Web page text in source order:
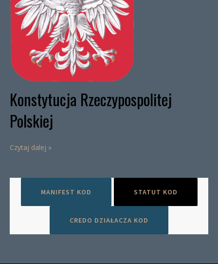
Konstytucja Rzeczypospolitej
Polskiej
Czytaj dalej »
MANIFEST KOD STATUT KOD
CREDO DZIAŁACZA KOD